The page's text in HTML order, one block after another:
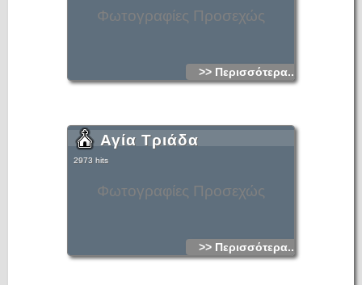
Φωτογραφίες Προσεχώς
>> Περισσότερα...
Φωτογραφίες Προσεχώς
Αγία Τριάδα
2973 hits
>> Περισσότερα...